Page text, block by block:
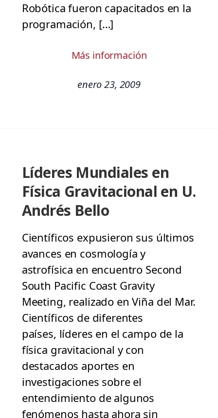
Robótica fueron capacitados en la
programación, […]
Más información
enero 23, 2009
Líderes Mundiales en
Física Gravitacional en U.
Andrés Bello
Científicos expusieron sus últimos
avances en cosmología y
astrofísica en encuentro Second
South Pacific Coast Gravity
Meeting, realizado en Viña del Mar.
Científicos de diferentes
países, líderes en el campo de la
física gravitacional y con
destacados aportes en
investigaciones sobre el
entendimiento de algunos
fenómenos hasta ahora sin